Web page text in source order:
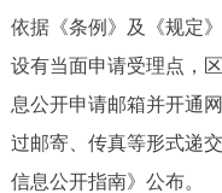
依据《条例》及《规定
设有当面申请受理点，
息公开申请邮箱并开通
过邮寄、传真等形式递
信息公开指南》公布。